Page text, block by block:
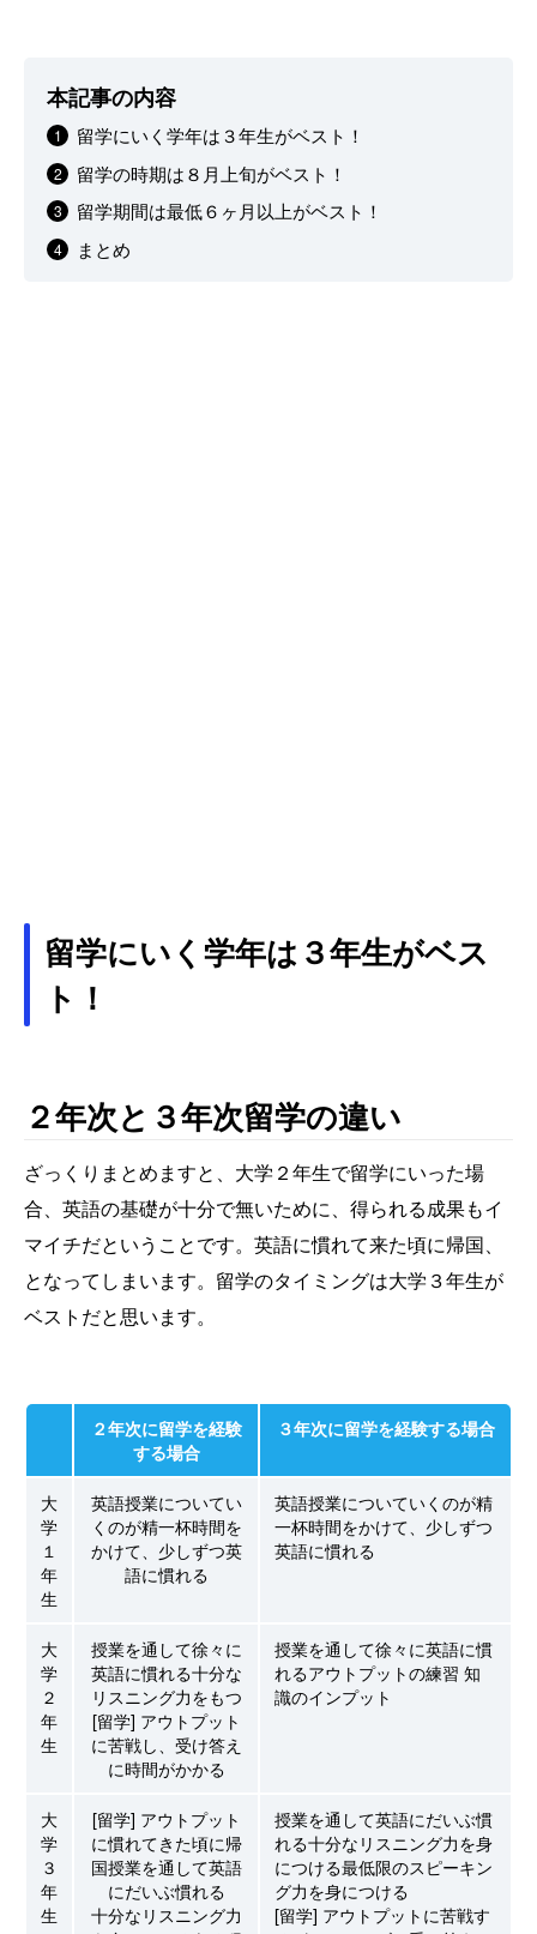
本記事の内容
留学にいく学年は３年生がベスト！
留学の時期は８月上旬がベスト！
留学期間は最低６ヶ月以上がベスト！
まとめ
留学にいく学年は３年生がベス
ト！
２年次と３年次留学の違い
ざっくりまとめますと、大学２年生で留学にいった場
合、英語の基礎が十分で無いために、得られる成果もイ
マイチだということです。英語に慣れて来た頃に帰国、
となってしまいます。留学のタイミングは大学３年生が
ベストだと思います。
２年次に留学を経験
する場合
３年次に留学を経験する場合
大
学
１
年
生
英語授業についてい
くのが精一杯時間を
かけて、少しずつ英
語に慣れる
英語授業についていくのが精
一杯時間をかけて、少しずつ
英語に慣れる
大
学
２
年
生
授業を通して徐々に
英語に慣れる十分な
リスニング力をもつ
[留学] アウトプット
に苦戦し、受け答え
に時間がかかる
授業を通して徐々に英語に慣
れるアウトプットの練習 知
識のインプット
大
学
３
年
生
[留学] アウトプット
に慣れてきた頃に帰
国授業を通して英語
にだいぶ慣れる
十分なリスニング力
授業を通して英語にだいぶ慣
れる十分なリスニング力を身
につける最低限のスピーキン
グ力を身につける
[留学] アウトプットに苦戦す